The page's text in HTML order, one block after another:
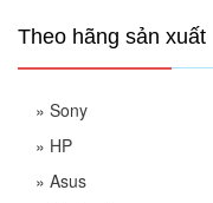
Theo hãng sản xuất
» Sony
» HP
» Asus